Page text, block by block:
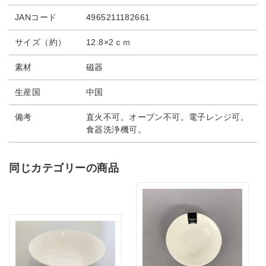
JANコード 4965211182661
サイズ（約） 12.8×2ｃｍ
素材 磁器
生産国 中国
備考
直火不可。オーブン不可。電子レンジ可。
食器洗浄機可。
同じカテゴリーの商品